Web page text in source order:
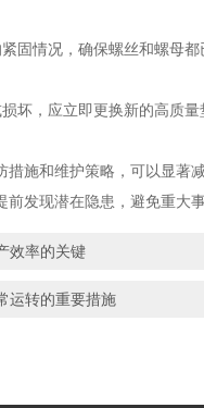
情况，确保螺丝和螺母都
，应立即更换新的高质量
和维护策略，可以显著
发现潜在隐患，避免重大事
效率的关键
运转的重要措施